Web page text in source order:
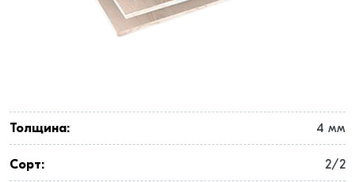
Толщина: 4 мм
Сорт: 2/2